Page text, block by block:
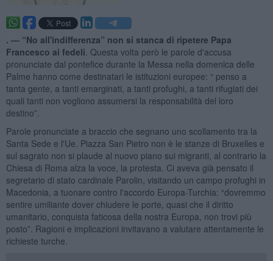
. — “No all'indifferenza” non si stanca di ripetere Papa
Francesco ai fedeli . Questa volta però le parole d'accusa
pronunciate dal pontefice durante la Messa nella domenica delle
Palme hanno come destinatari le istituzioni europee: “ penso a
tanta gente, a tanti emarginati, a tanti profughi, a tanti rifugiati dei
quali tanti non vogliono assumersi la responsabilità del loro
destino”.
Parole pronunciate a braccio che segnano uno scollamento tra la
Santa Sede e l'Ue. Piazza San Pietro non è le stanze di Bruxelles e
sul sagrato non si plaude al nuovo piano sui migranti, al contrario la
Chiesa di Roma alza la voce, la protesta. Ci aveva già pensato il
segretario di stato cardinale Parolin, visitando un campo profughi in
Macedonia, a tuonare contro l'accordo Europa-Turchia: “dovremmo
sentire umiliante dover chiudere le porte, quasi che il diritto
umanitario, conquista faticosa della nostra Europa, non trovi più
posto”. Ragioni e implicazioni invitavano a valutare attentamente le
richieste turche.